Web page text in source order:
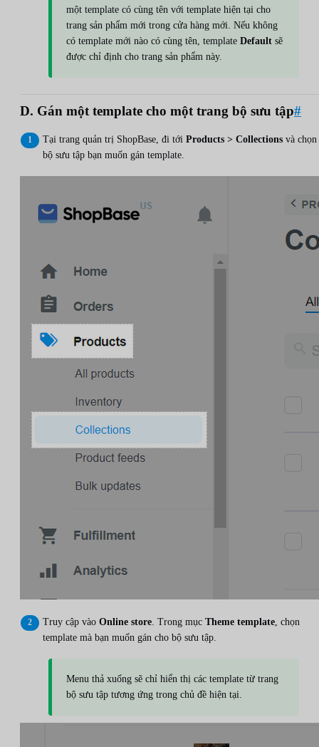
một template có cùng tên với template hiện tại cho
trang sản phẩm mới trong cửa hàng mới. Nếu không
có template mới nào có cùng tên, template Default sẽ
được chỉ định cho trang sản phẩm này.
D. Gán một template cho một trang bộ sưu tập#
Tại trang quản trị ShopBase, đi tới Products > Collections và chọn
bộ sưu tập bạn muốn gán template.
Truy cập vào Online store. Trong mục Theme template, chọn
template mà bạn muốn gán cho bộ sưu tập.
Menu thả xuống sẽ chỉ hiển thị các template từ trang
bộ sưu tập tương ứng trong chủ đề hiện tại.